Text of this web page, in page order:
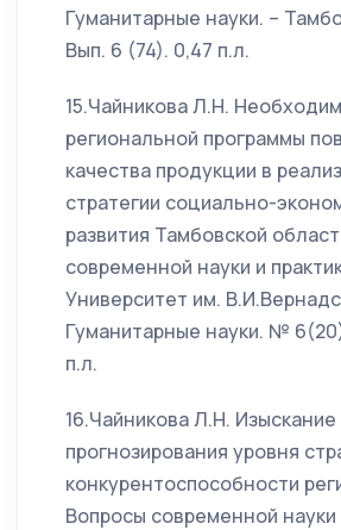
Гуманитарные науки. –
Вып. 6 (74). 0,47 п.л.
15.Чайникова Л.Н.
региональной программы
качества продукции в
стратегии социально-
развития Тамбовской
современной науки и
Университет им.
Гуманитарные науки. №
п.л.
16.Чайникова Л.Н.
прогнозирования уровня
конкурентоспособности
Вопросы современной науки